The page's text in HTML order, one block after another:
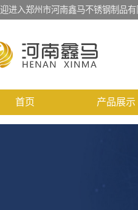
进入郑州市河南鑫马不锈钢制品有
首页 产品展示